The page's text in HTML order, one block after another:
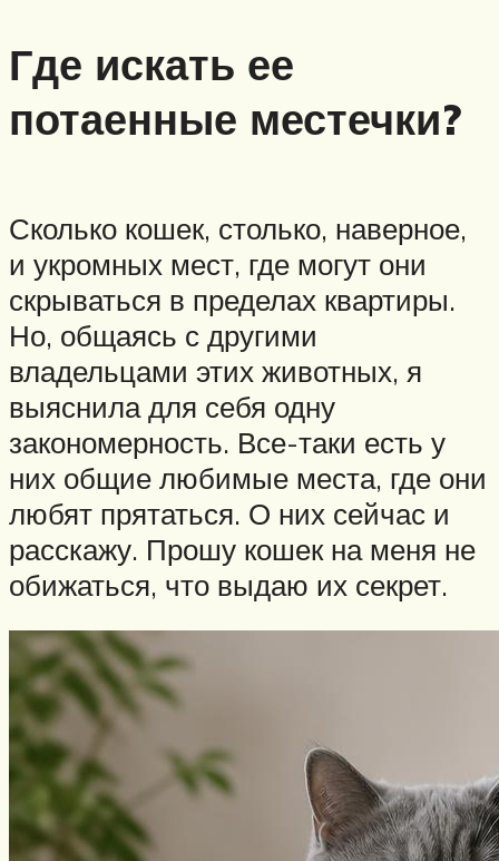
Где искать ее
потаенные местечки?
Сколько кошек, столько, наверное,
и укромных мест, где могут они
скрываться в пределах квартиры.
Но, общаясь с другими
владельцами этих животных, я
выяснила для себя одну
закономерность. Все-таки есть у
них общие любимые места, где они
любят прятаться. О них сейчас и
расскажу. Прошу кошек на меня не
обижаться, что выдаю их секрет.